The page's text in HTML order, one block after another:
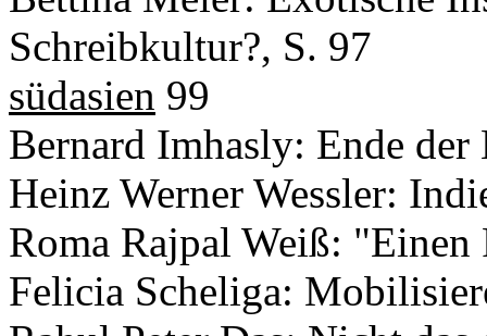
Schreibkultur?, S. 97
südasien 99
Bernard Imhasly: Ende der
Heinz Werner Wessler:
Roma Rajpal Weiß:
Felicia Scheliga: